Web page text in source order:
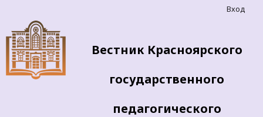
Вестник Красноярского
государственного
педагогического
Вход